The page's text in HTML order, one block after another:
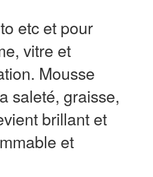
etc et pour
vitre et
Mousse
saleté, graisse,
brillant et
et